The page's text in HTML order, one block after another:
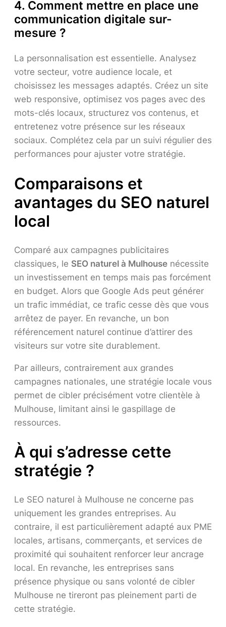
4. Comment mettre en place une
communication digitale sur-
mesure ?
La personnalisation est essentielle. Analysez
votre secteur, votre audience locale, et
choisissez les messages adaptés. Créez un site
web responsive, optimisez vos pages avec des
mots-clés locaux, structurez vos contenus, et
entretenez votre présence sur les réseaux
sociaux. Complétez cela par un suivi régulier des
performances pour ajuster votre stratégie.
Comparaisons et
avantages du SEO naturel
local
Comparé aux campagnes publicitaires
classiques, le SEO naturel à Mulhouse nécessite
un investissement en temps mais pas forcément
en budget. Alors que Google Ads peut générer
un trafic immédiat, ce trafic cesse dès que vous
arrêtez de payer. En revanche, un bon
référencement naturel continue d’attirer des
visiteurs sur votre site durablement.
Par ailleurs, contrairement aux grandes
campagnes nationales, une stratégie locale vous
permet de cibler précisément votre clientèle à
Mulhouse, limitant ainsi le gaspillage de
ressources.
À qui s’adresse cette
stratégie ?
Le SEO naturel à Mulhouse ne concerne pas
uniquement les grandes entreprises. Au
contraire, il est particulièrement adapté aux PME
locales, artisans, commerçants, et services de
proximité qui souhaitent renforcer leur ancrage
local. En revanche, les entreprises sans
présence physique ou sans volonté de cibler
Mulhouse ne tireront pas pleinement parti de
cette stratégie.